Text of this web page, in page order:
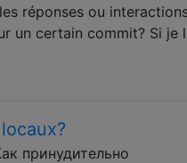
réponses ou
un certain commit? Si je
принудительно